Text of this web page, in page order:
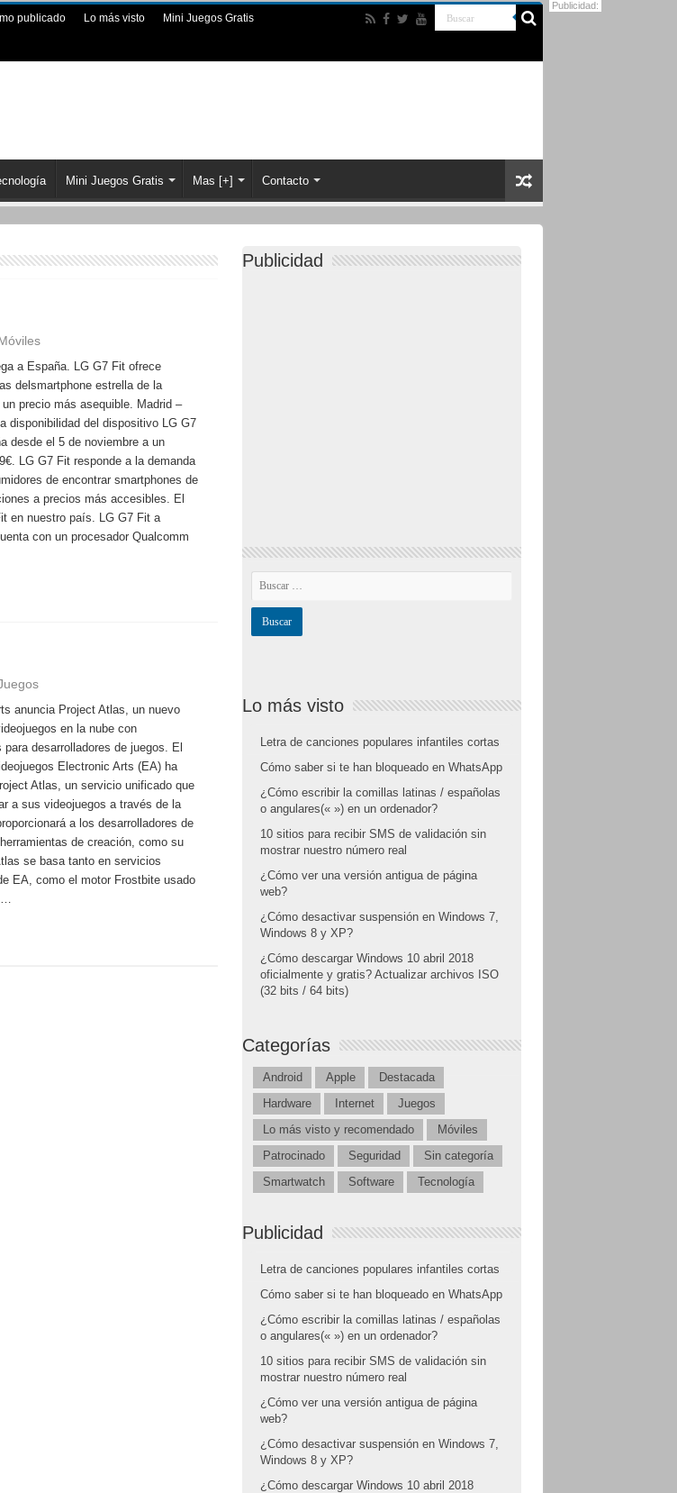
publicado Lo más visto Mini Juegos Gratis
Mini Juegos Gratis Mas [+] Contacto
a España. LG G7 Fit ofrece
delsmartphone estrella de la
precio más asequible. Madrid –
disponibilidad del dispositivo LG G7
desde el 5 de noviembre a un
LG G7 Fit responde a la demanda
de encontrar smartphones de
a precios más accesibles. El
en nuestro país. LG G7 Fit a
con un procesador Qualcomm
anuncia Project Atlas, un nuevo
en la nube con
para desarrolladores de juegos. El
Electronic Arts (EA) ha
Atlas, un servicio unificado que
a sus videojuegos a través de la
a los desarrolladores de
de creación, como su
se basa tanto en servicios
EA, como el motor Frostbite usado
…
Publicidad
Lo más visto
Letra de canciones populares infantiles cortas
Cómo saber si te han bloqueado en WhatsApp
¿Cómo escribir la comillas latinas / españolas
o angulares(« ») en un ordenador?
10 sitios para recibir SMS de validación sin
mostrar nuestro número real
¿Cómo ver una versión antigua de página
web?
¿Cómo desactivar suspensión en Windows 7,
Windows 8 y XP?
¿Cómo descargar Windows 10 abril 2018
oficialmente y gratis? Actualizar archivos ISO
(32 bits / 64 bits)
Categorías
Android Apple
Destacada
Hardware
Internet
Juegos
Lo más visto y recomendado
Móviles
Patrocinado
Seguridad
Sin categoría
Smartwatch
Software Tecnología
Publicidad
Letra de canciones populares infantiles cortas
Cómo saber si te han bloqueado en WhatsApp
¿Cómo escribir la comillas latinas / españolas
o angulares(« ») en un ordenador?
10 sitios para recibir SMS de validación sin
mostrar nuestro número real
¿Cómo ver una versión antigua de página
web?
¿Cómo desactivar suspensión en Windows 7,
Windows 8 y XP?
¿Cómo descargar Windows 10 abril 2018
Publicidad: